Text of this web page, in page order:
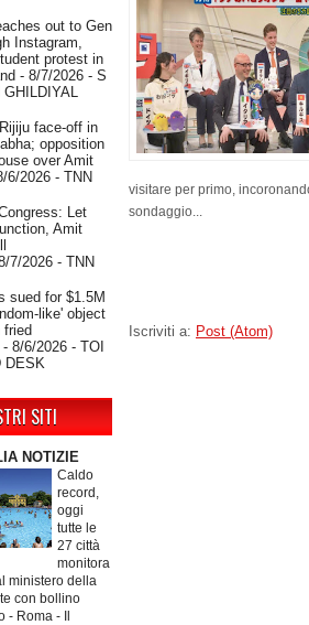
out to Gen
Instagram,
protest in
- 8/7/2026 - S
GHILDIYAL
face-off in
opposition
over Amit
6/2026 - TNN
Let
Amit
7/2026 - TNN
sued for $1.5M
like' object
fried
- 8/6/2026 - TOI
DESK
SITI
NOTIZIE
Caldo
record,
oggi
tutte le
27 città
monitora
ministero della
con bollino
- Roma - Il
visitare per primo,
sondaggio...
Iscriviti a: Post (Atom)